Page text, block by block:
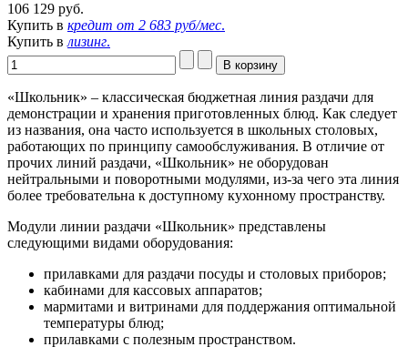
106 129 руб.
Купить в кредит от 2 683 руб/мес.
Купить в лизинг.
«Школьник» – классическая бюджетная линия раздачи для
демонстрации и хранения приготовленных блюд. Как следует
из названия, она часто используется в школьных столовых,
работающих по принципу самообслуживания. В отличие от
прочих линий раздачи, «Школьник» не оборудован
нейтральными и поворотными модулями, из-за чего эта линия
более требовательна к доступному кухонному пространству.
Модули линии раздачи «Школьник» представлены
следующими видами оборудования:
прилавками для раздачи посуды и столовых приборов;
кабинами для кассовых аппаратов;
мармитами и витринами для поддержания оптимальной
температуры блюд;
прилавками с полезным пространством.